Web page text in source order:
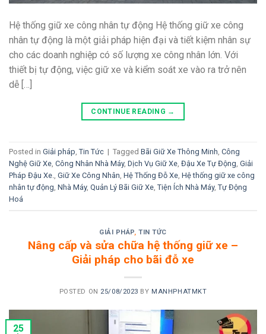
Hệ thống giữ xe công nhân tự động Hệ thống giữ xe công
nhân tự động là một giải pháp hiện đại và tiết kiệm nhân sự
cho các doanh nghiệp có số lượng xe công nhân lớn. Với
thiết bị tự động, việc giữ xe và kiểm soát xe vào ra trở nên
dễ […]
CONTINUE READING →
Posted in Giải pháp, Tin Tức | Tagged Bãi Giữ Xe Thông Minh, Công
Nghệ Giữ Xe, Công Nhân Nhà Máy, Dịch Vụ Giữ Xe, Đậu Xe Tự Động, Giải
Pháp Đậu Xe., Giữ Xe Công Nhân, Hệ Thống Đỗ Xe, Hệ thống giữ xe công
nhân tự động, Nhà Máy, Quản Lý Bãi Giữ Xe, Tiện Ích Nhà Máy, Tự Động
Hoá
GIẢI PHÁP,TIN TỨC
Nâng cấp và sửa chữa hệ thống giữ xe –
Giải pháp cho bãi đỗ xe
POSTED ON 25/08/2023 BY MANHPHATMKT
25